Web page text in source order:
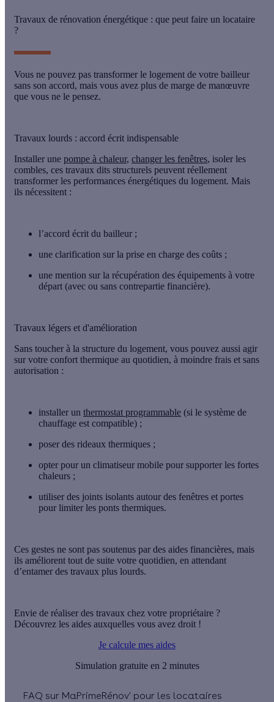
Travaux de rénovation énergétique : que peut faire un locataire
?
Vous ne pouvez pas transformer le logement de votre bailleur
sans son accord, mais vous avez plus de marge de manœuvre
que vous ne le pensez.
Travaux lourds : accord écrit indispensable
Installer une pompe à chaleur, changer les fenêtres, isoler les
combles, ces travaux dits structurels peuvent réellement
transformer les performances énergétiques du logement. Mais
ils nécessitent :
l’accord écrit du bailleur ;
une clarification sur la prise en charge des coûts ;
une mention sur la récupération des équipements à votre
départ (avec ou sans contrepartie financière).
Travaux légers et d'amélioration
Sans toucher à la structure du logement, vous pouvez aussi agir
sur votre confort thermique au quotidien, à moindre frais et sans
autorisation :
installer un thermostat programmable (si le système de
chauffage est compatible) ;
poser des rideaux thermiques ;
opter pour un climatiseur mobile pour supporter les fortes
chaleurs ;
utiliser des joints isolants autour des fenêtres et portes
pour limiter les ponts thermiques.
Ces gestes ne sont pas soutenus par des aides financières, mais
ils améliorent tout de suite votre quotidien, en attendant
d’entamer des travaux plus lourds.
Envie de réaliser des travaux chez votre propriétaire ?
Découvrez les aides auxquelles vous avez droit !
Je calcule mes aides
Simulation gratuite en 2 minutes
FAQ sur MaPrimeRénov' pour les locataires